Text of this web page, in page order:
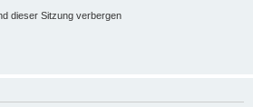
dieser Sitzung verbergen